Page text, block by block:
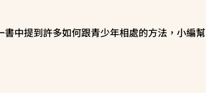
提到許多如何跟青少年相處的方法，小編幫